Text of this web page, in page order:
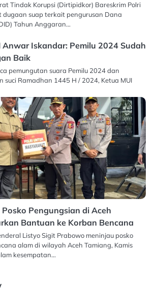
Tindak Korupsi (Dirtipidkor) Bareskrim Polri
dugaan suap terkait pengurusan Dana
Tahun Anggaran…
Anwar Iskandar: Pemilu 2024 Sudah
Baik
pemungutan suara Pemilu 2024 dan
suci Ramadhan 1445 H / 2024, Ketua MUI
Pengungsian di Aceh
Bantuan ke Korban Bencana
Listyo Sigit Prabowo meninjau posko
alam di wilayah Aceh Tamiang, Kamis
kesempatan…